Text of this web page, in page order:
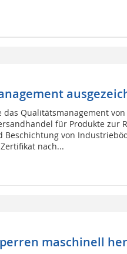
das Qualitätsmanagement von
für Produkte zur
Beschichtung von
nach...
maschinell